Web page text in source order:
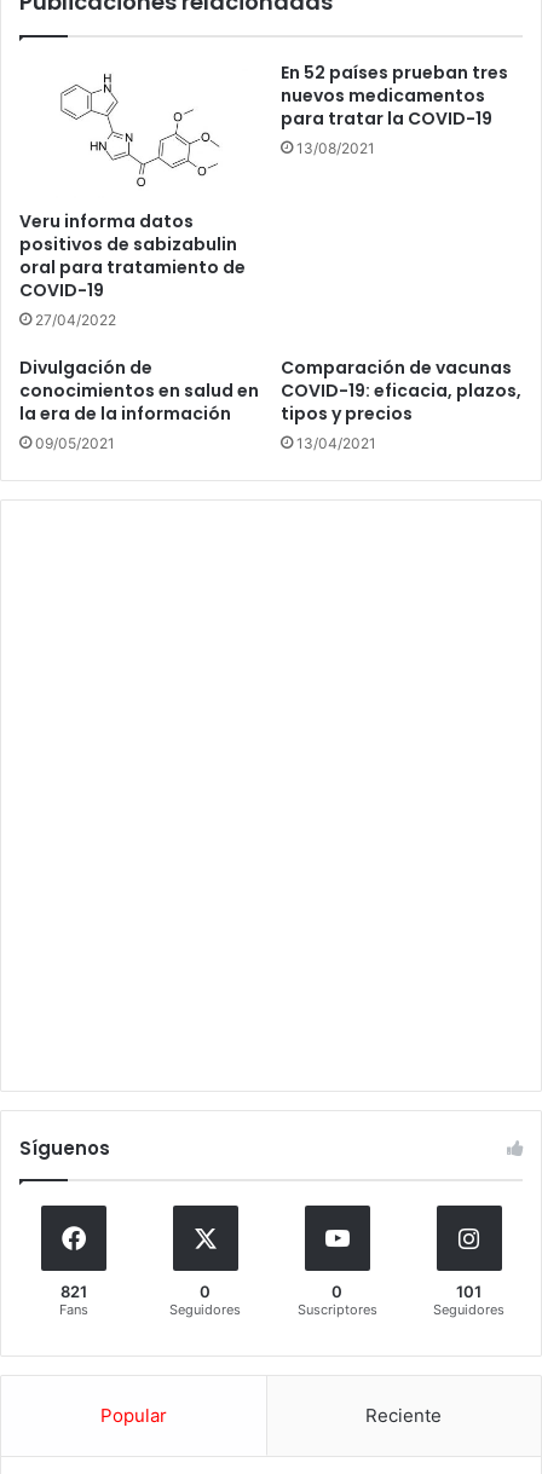
Veru informa datos
positivos de sabizabulin
oral para tratamiento de
COVID-19
27/04/2022
En 52 países prueban tres
nuevos medicamentos
para tratar la COVID-19
13/08/2021
Divulgación de
conocimientos en salud en
la era de la información
09/05/2021
Comparación de vacunas
COVID-19: eficacia, plazos,
tipos y precios
13/04/2021
Síguenos
821
Fans
0
Seguidores
0
Suscriptores
101
Seguidores
Popular Reciente